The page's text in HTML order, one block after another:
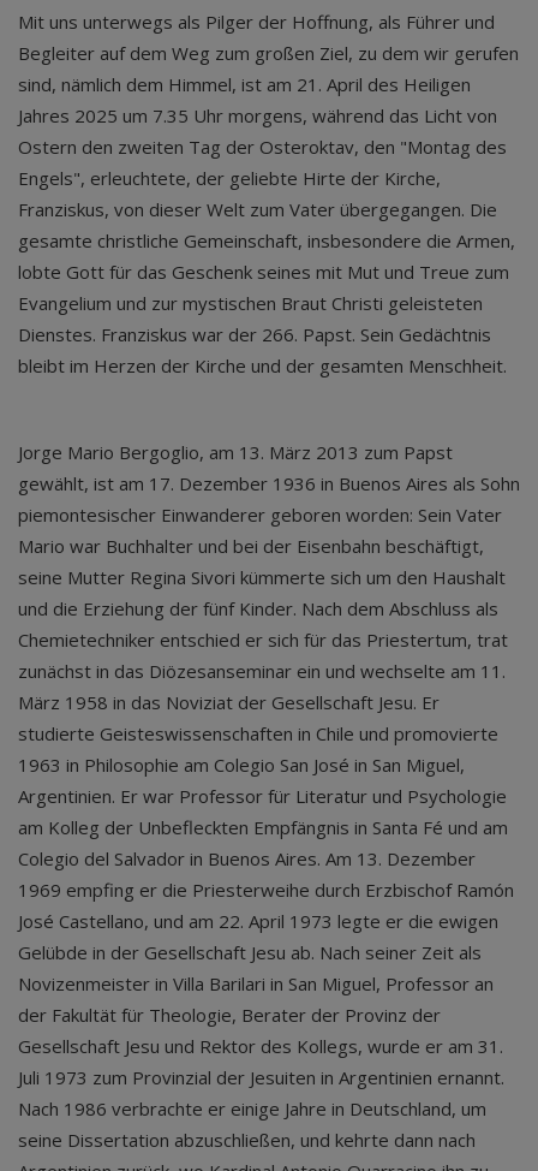
Mit uns unterwegs als Pilger der Hoffnung, als Führer und
Begleiter auf dem Weg zum großen Ziel, zu dem wir gerufen
sind, nämlich dem Himmel, ist am 21. April des Heiligen
Jahres 2025 um 7.35 Uhr morgens, während das Licht von
Ostern den zweiten Tag der Osteroktav, den "Montag des
Engels", erleuchtete, der geliebte Hirte der Kirche,
Franziskus, von dieser Welt zum Vater übergegangen. Die
gesamte christliche Gemeinschaft, insbesondere die Armen,
lobte Gott für das Geschenk seines mit Mut und Treue zum
Evangelium und zur mystischen Braut Christi geleisteten
Dienstes. Franziskus war der 266. Papst. Sein Gedächtnis
bleibt im Herzen der Kirche und der gesamten Menschheit.
Jorge Mario Bergoglio, am 13. März 2013 zum Papst
gewählt, ist am 17. Dezember 1936 in Buenos Aires als Sohn
piemontesischer Einwanderer geboren worden: Sein Vater
Mario war Buchhalter und bei der Eisenbahn beschäftigt,
seine Mutter Regina Sivori kümmerte sich um den Haushalt
und die Erziehung der fünf Kinder. Nach dem Abschluss als
Chemietechniker entschied er sich für das Priestertum, trat
zunächst in das Diözesanseminar ein und wechselte am 11.
März 1958 in das Noviziat der Gesellschaft Jesu. Er
studierte Geisteswissenschaften in Chile und promovierte
1963 in Philosophie am Colegio San José in San Miguel,
Argentinien. Er war Professor für Literatur und Psychologie
am Kolleg der Unbefleckten Empfängnis in Santa Fé und am
Colegio del Salvador in Buenos Aires. Am 13. Dezember
1969 empfing er die Priesterweihe durch Erzbischof Ramón
José Castellano, und am 22. April 1973 legte er die ewigen
Gelübde in der Gesellschaft Jesu ab. Nach seiner Zeit als
Novizenmeister in Villa Barilari in San Miguel, Professor an
der Fakultät für Theologie, Berater der Provinz der
Gesellschaft Jesu und Rektor des Kollegs, wurde er am 31.
Juli 1973 zum Provinzial der Jesuiten in Argentinien ernannt.
Nach 1986 verbrachte er einige Jahre in Deutschland, um
seine Dissertation abzuschließen, und kehrte dann nach